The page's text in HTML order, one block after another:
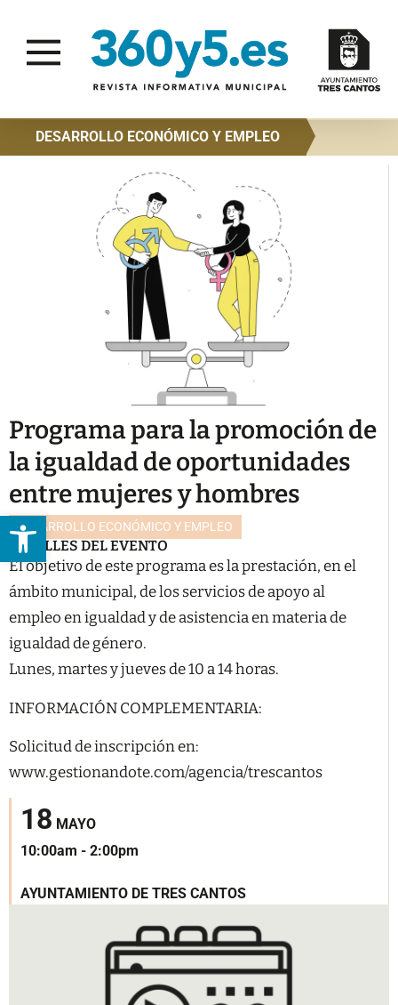
Abrir barra de herramientas
DESARROLLO ECONÓMICO Y EMPLEO
Programa para la promoción de
la igualdad de oportunidades
entre mujeres y hombres
DESARROLLO ECONÓMICO Y EMPLEO
DETALLES DEL EVENTO
El objetivo de este programa es la prestación, en el
ámbito municipal, de los servicios de apoyo al
empleo en igualdad y de asistencia en materia de
igualdad de género.
Lunes, martes y jueves de 10 a 14 horas.
INFORMACIÓN COMPLEMENTARIA:
Solicitud de inscripción en:
www.gestionandote.com/agencia/trescantos
18 MAYO
10:00am - 2:00pm
AYUNTAMIENTO DE TRES CANTOS